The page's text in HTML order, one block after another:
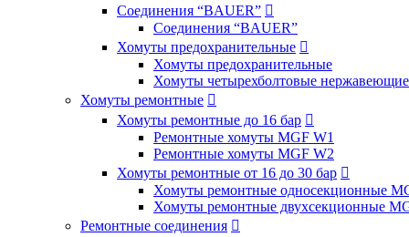
Соединения “BAUER” 
Соединения “BAUER”
Хомуты предохранительные 
Хомуты предохранительные
Хомуты четырехболтовые нержавеющие
Хомуты ремонтные 
Хомуты ремонтные до 16 бар 
Ремонтные хомуты MGF W1
Ремонтные хомуты MGF W2
Хомуты ремонтные от 16 до 30 бар 
Хомуты ремонтные односекционные
Хомуты ремонтные двухсекционные
Ремонтные соединения 